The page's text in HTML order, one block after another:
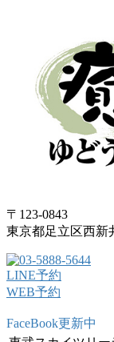
〒123-0843
東京都足立区西新
LINE予約
WEB予約
FaceBook更新中